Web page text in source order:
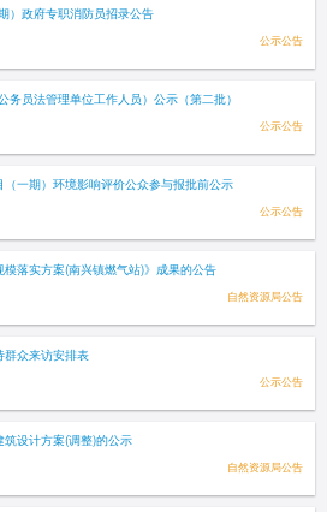
）政府专职消防员招录公告
公示公告
员法管理单位工作人员）公示（第二批）
公示公告
一期）环境影响评价公众参与报批前公示
公示公告
落实方案(南兴镇燃气站)》成果的公告
自然资源局公告
众来访安排表
公示公告
设计方案(调整)的公示
自然资源局公告